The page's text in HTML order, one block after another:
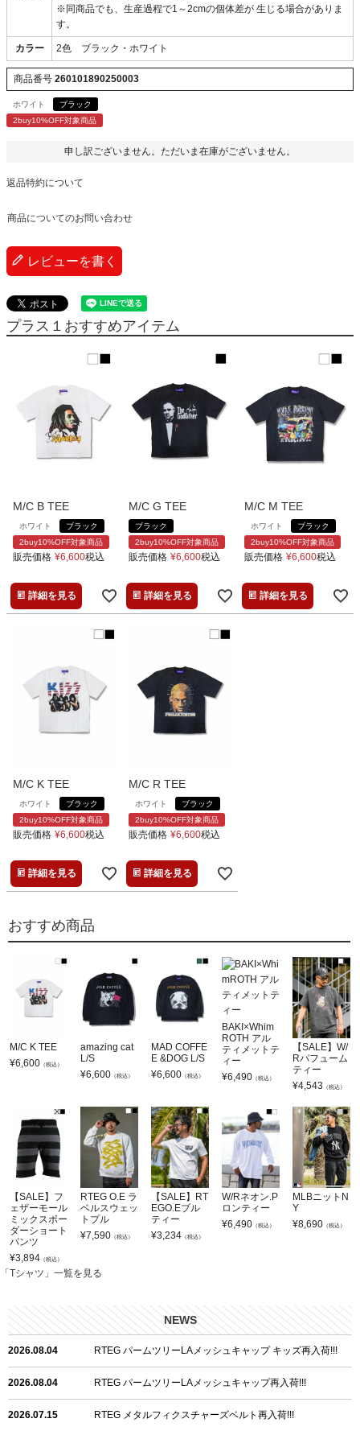
※同商品でも、生産過程で1～2cmの個体差が 生じる場合がありま
す。
カラー 2色 ブラック・ホワイト
商品番号 260101890250003
ホワイト
ブラック
2buy10%OFF対象商品
申し訳ございません。ただいま在庫がございません。
返品特約について
商品についてのお問い合わせ
レビューを書く
プラス１おすすめアイテム
M/C B TEE
ホワイト
ブラック
2buy10%OFF対象商品
販売価格 ¥6,600税込
詳細を見る
M/C G TEE
ブラック
2buy10%OFF対象商品
販売価格 ¥6,600税込
詳細を見る
M/C M TEE
ホワイト
ブラック
2buy10%OFF対象商品
販売価格 ¥6,600税込
詳細を見る
M/C K TEE
ホワイト
ブラック
2buy10%OFF対象商品
販売価格 ¥6,600税込
詳細を見る
M/C R TEE
ホワイト
ブラック
2buy10%OFF対象商品
販売価格 ¥6,600税込
詳細を見る
おすすめ商品
M/C K TEE
¥6,600 （税込）
amazing cat
L/S
¥6,600 （税込）
MAD COFFE
E &DOG L/S
¥6,600 （税込）
BAKI×Whim
ROTH アル
ティメットテ
ィー
¥6,490 （税込）
【SALE】W/
Rパフューム
ティー
¥4,543 （税込）
【SALE】フ
ェザーモール
ミックスボー
ダーショート
パンツ
¥3,894 （税込）
RTEG O.E ラ
ベルスウェッ
トプル
¥7,590 （税込）
【SALE】RT
EGO.Eブル
ティー
¥3,234 （税込）
W/Rネオン.P
ロンティー
¥6,490 （税込）
MLBニットN
Y
¥8,690 （税込）
「Tシャツ」一覧を見る
NEWS
2026.08.04 RTEG パームツリーLAメッシュキャップ キッズ再入荷!!!
2026.08.04 RTEG パームツリーLAメッシュキャップ再入荷!!!
2026.07.15 RTEG メタルフィクスチャーズベルト再入荷!!!